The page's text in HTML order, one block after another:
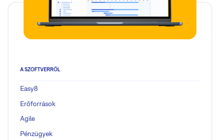
A SZOFTVERRŐL
Easy8
Erőforrások
Agile
Pénzügyek